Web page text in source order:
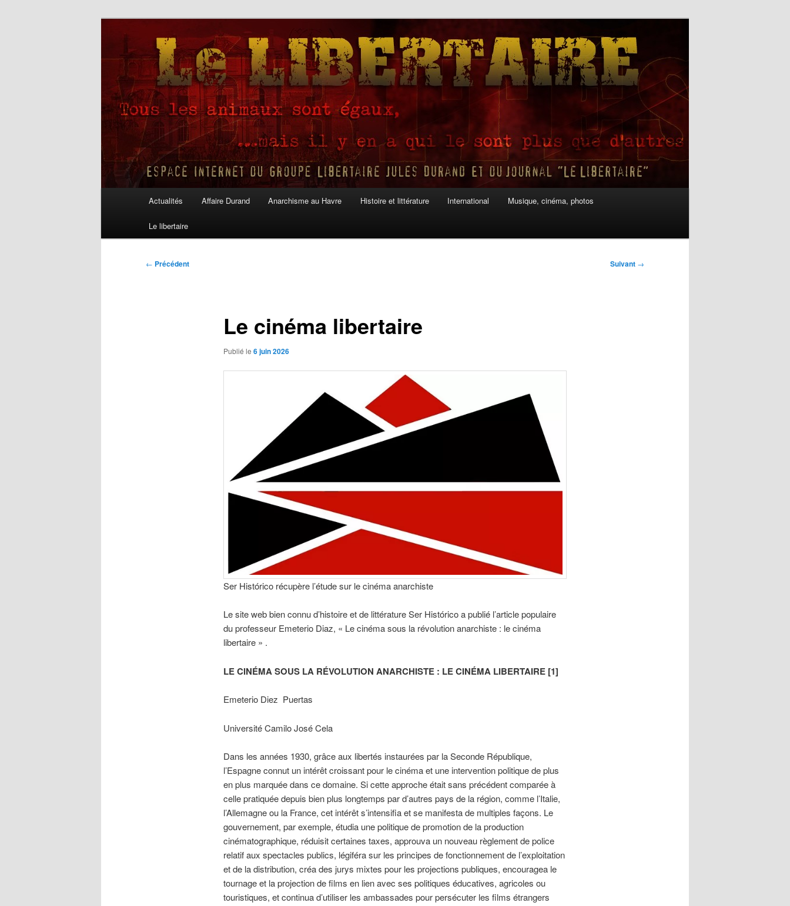
Le Libertaire
Actualités Affaire Durand Anarchisme au Havre Histoire et littérature International Musique, cinéma, photos
Le libertaire
Navigation
← Précédent Suivant →
Le cinéma libertaire
Publié le 6 juin 2026
Ser Histórico récupère l’étude sur le cinéma anarchiste
Le site web bien connu d’histoire et de littérature Ser Histórico a publié l’article populaire
du professeur Emeterio Diaz, « Le cinéma sous la révolution anarchiste : le cinéma
libertaire » .
LE CINÉMA SOUS LA RÉVOLUTION ANARCHISTE : LE CINÉMA LIBERTAIRE [1]
Emeterio Diez Puertas
Université Camilo José Cela
Dans les années 1930, grâce aux libertés instaurées par la Seconde République,
l’Espagne connut un intérêt croissant pour le cinéma et une intervention politique de plus
en plus marquée dans ce domaine. Si cette approche était sans précédent comparée à
celle pratiquée depuis bien plus longtemps par d’autres pays de la région, comme l’Italie,
l’Allemagne ou la France, cet intérêt s’intensifia et se manifesta de multiples façons. Le
gouvernement, par exemple, étudia une politique de promotion de la production
cinématographique, réduisit certaines taxes, approuva un nouveau règlement de police
relatif aux spectacles publics, légiféra sur les principes de fonctionnement de l’exploitation
et de la distribution, créa des jurys mixtes pour les projections publiques, encouragea le
tournage et la projection de films en lien avec ses politiques éducatives, agricoles ou
touristiques, et continua d’utiliser les ambassades pour persécuter les films étrangers